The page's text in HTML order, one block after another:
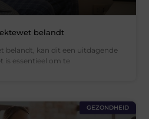
belandt
belandt, kan dit een uitdagende
is essentieel om te
GEZONDHEID